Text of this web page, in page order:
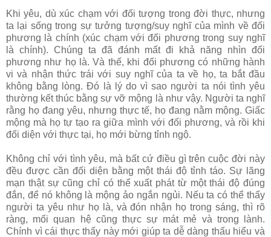
Khi yêu, dù xúc chạm với đối tượng trong đời thực, nhưng
ta lại sống trong sự tưởng tượng/suy nghĩ của mình về đối
phương là chính (xúc chạm với đối phương trong suy nghĩ
là chính). Chúng ta đã đánh mất đi khả năng nhìn đối
phương như họ là. Và thế, khi đối phương có những hành
vi và nhận thức trái với suy nghĩ của ta về họ, ta bắt đầu
không bằng lòng. Đó là lý do vì sao người ta nói tình yêu
thường kết thúc bằng sự vỡ mộng là như vậy. Người ta nghĩ
rằng họ đang yêu, nhưng thực tế, họ đang nằm mộng. Giấc
mộng mà họ tự tạo ra giữa mình với đối phương, và rồi khi
đối diện với thực tại, họ mới bừng tỉnh ngộ.
Không chỉ với tình yêu, mà bất cứ điều gì trên cuộc đời này
đều được cần đối diện bằng một thái độ tỉnh táo. Sự lãng
mạn thật sự cũng chỉ có thể xuất phát từ một thái độ đúng
đắn, để nó không là mộng ảo ngắn ngủi. Nếu ta có thể thấy
người ta yêu như họ là, và đón nhận họ trong sáng, thì rõ
ràng, mối quan hệ cũng thực sự mát mẻ và trong lành.
Chính vì cái thực thấy này mới giúp ta dễ dàng thấu hiểu và